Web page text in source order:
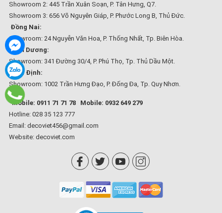
Showroom 2: 445 Trần Xuân Soạn, P. Tân Hưng, Q7.
Showroom 3: 656 Võ Nguyên Giáp, P. Phước Long B, Thủ Đức.
Đồng Nai:
Showroom: 24 Nguyễn Văn Hoa, P. Thống Nhất, Tp. Biên Hòa.
Bình Dương:
Showroom: 341 Đường 30/4, P. Phú Thọ, Tp. Thủ Dầu Một.
Bình Định:
Showroom: 1002 Trần Hưng Đạo, P. Đống Đa, Tp. Quy Nhơn.
Mobile: 0911 71 71 78
Mobile: 0932 649 279
Hotline: 028 35 123 777
Email: decoviet456@gmail.com
Website: decoviet.com